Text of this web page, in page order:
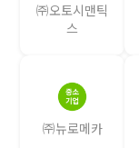
㈜오토시맨틱
스
㈜뉴로메카